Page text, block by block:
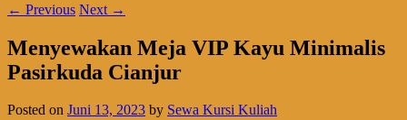
← Previous Next →
Menyewakan Meja VIP Kayu Minimalis
Pasirkuda Cianjur
Posted on Juni 13, 2023 by Sewa Kursi Kuliah